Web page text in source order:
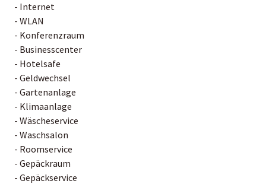
- Internet
- WLAN
- Konferenzraum
- Businesscenter
- Hotelsafe
- Geldwechsel
- Gartenanlage
- Klimaanlage
- Wäscheservice
- Waschsalon
- Roomservice
- Gepäckraum
- Gepäckservice